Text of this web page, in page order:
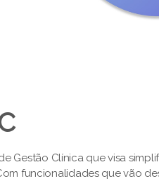
Gestão Clínica que visa
funcionalidades que vão